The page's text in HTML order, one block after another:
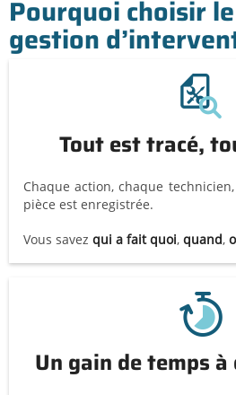
Pourquoi choisir
gestion
Tout est tracé,
Chaque action, chaque
pièce est enregistrée.
Vous savez qui a fait quoi, quand,
Un gain de temps